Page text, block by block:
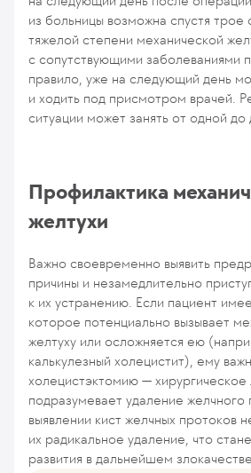
из больницы возможна спустя трое
тяжелой степени механической
с сопутствующими заболеваниями
правило, уже на следующий день
и ходить под присмотром врачей.
ситуации может занять от одной до
Профилактика
желтухи
Важно своевременно выявить
причины и незамедлительно
к их устранению. Если пациент
которое потенциально вызывает
желтуху или осложняется ею
калькулезный холецистит), ему
холецистэктомию —
подразумевает удаление желчного
выявлении кист желчных протоков
их радикальное удаление, что
развития в дальнейшем